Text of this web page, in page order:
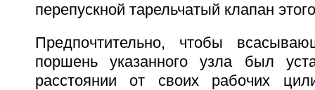
перепускной тарельчатый клапан
Предпочтительно, чтобы
поршень указанного узла был
расстоянии от своих рабочих